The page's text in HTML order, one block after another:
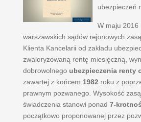
ubezpieczeń
W maju 2016
warszawskich sądów rejonowych
Klienta Kancelarii od zakładu
zwaloryzowaną rentę miesięczną,
dobrowolnego ubezpieczenia renty
zawartej z końcem 1982 roku z
prawnym pozwanego. Wysokość
świadczenia stanowi ponad 7-
początkowo proponowanej przez